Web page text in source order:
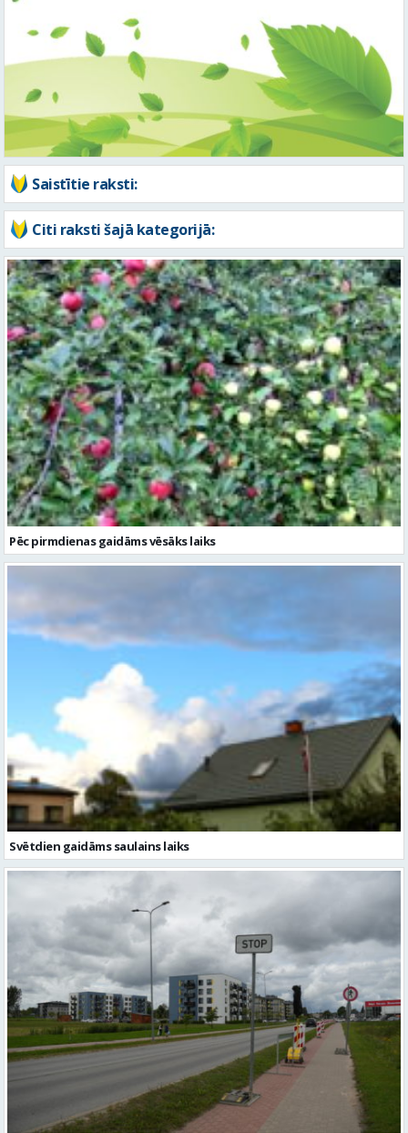
Saistītie raksti:
Citi raksti šajā kategorijā:
Pēc pirmdienas gaidāms vēsāks laiks
Svētdien gaidāms saulains laiks